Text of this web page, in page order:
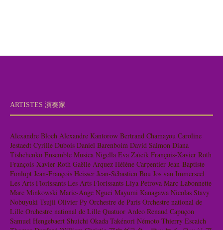
ARTISTES 演奏家
Alexandre Bloch Alexandre Kantorow Bertrand Chamayou Caroline
Jestaedt Cyrille Dubois Daniel Barenboim David Salmon Diana
Tishchenko Ensemble Musica Nigella Eva Zaïcik François-Xavier Roth
François-Xavier Roth Gaëlle Arquez Hélène Carpentier Jean-Baptiste
Fonlupt Jean-François Heisser Jean-Sébastien Bou Jos van Immerseel
Les Arts Florissants Les Arts Florissants Liya Petrova Marc Labonnette
Marc Minkowski Marie-Ange Nguci Mayumi Kanagawa Nicolas Stavy
Nobuyuki Tsujii Olivier Py Orchestre de Paris Orchestre national de
Lille Orchestre national de Lille Quatuor Ardeo Renaud Capuçon
Samuel Hengebaert Shuichi Okada Takénori Némoto Thierry Escaich